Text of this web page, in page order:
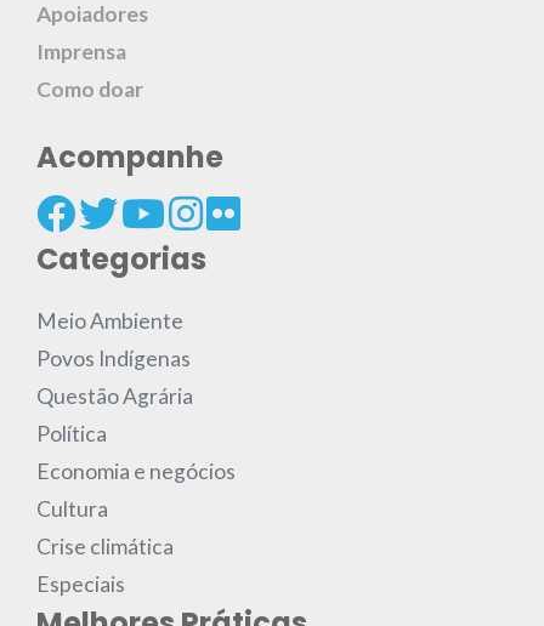
Apoiadores
Imprensa
Como doar
Acompanhe
Categorias
Meio Ambiente
Povos Indígenas
Questão Agrária
Política
Economia e negócios
Cultura
Crise climática
Especiais